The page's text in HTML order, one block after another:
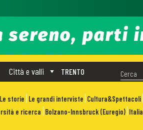
TRENTO
Città e valli
Le storie Le grandi interviste Cultura&Spettacoli
e ricerca Bolzano-Innsbruck (Euregio) Italia